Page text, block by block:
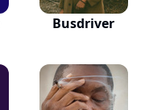
Busdriver